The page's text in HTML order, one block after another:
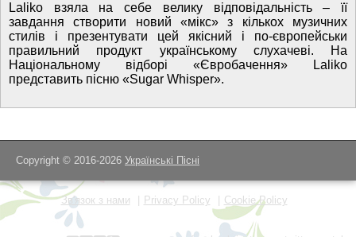
Laliko взяла на себе велику відповідальність – її
завдання створити новий «мікс» з кількох музичних
стилів і презентувати цей якісний і по-європейськи
правильний продукт українському слухачеві. На
Національному відборі «Євробачення» Laliko
представить пісню «Sugar Whisper».
Copyright © 2016-2026 Українські Пісні
Зв'язок з нами Privacy Policy Cookie Policy